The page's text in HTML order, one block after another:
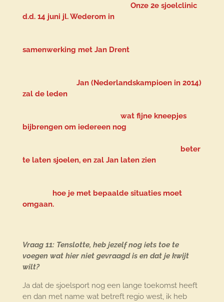
Onze 2e sjoelclinic
d.d. 14 juni jl. Wederom in
samenwerking met Jan Drent
Jan (Nederlandskampioen in 2014)
zal de leden
wat fijne kneepjes
bijbrengen om iedereen nog
beter
te laten sjoelen, en zal Jan laten zien
hoe je met bepaalde situaties moet
omgaan.
Vraag 11: Tenslotte, heb jezelf nog iets toe te
voegen wat hier niet gevraagd is en dat je kwijt
wilt?
Ja dat de sjoelsport nog een lange toekomst heeft
en dan met name wat betreft regio west, ik heb